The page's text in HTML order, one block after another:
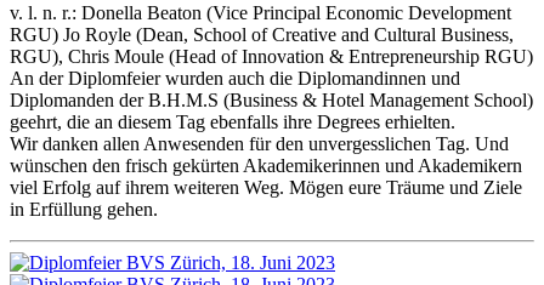
v. l. n. r.: Donella Beaton (Vice Principal Economic Development
RGU) Jo Royle (Dean, School of Creative and Cultural Business,
RGU), Chris Moule (Head of Innovation & Entrepreneurship RGU)
An der Diplomfeier wurden auch die Diplomandinnen und
Diplomanden der B.H.M.S (Business & Hotel Management School)
geehrt, die an diesem Tag ebenfalls ihre Degrees erhielten.
Wir danken allen Anwesenden für den unvergesslichen Tag. Und
wünschen den frisch gekürten Akademikerinnen und Akademikern
viel Erfolg auf ihrem weiteren Weg. Mögen eure Träume und Ziele
in Erfüllung gehen.